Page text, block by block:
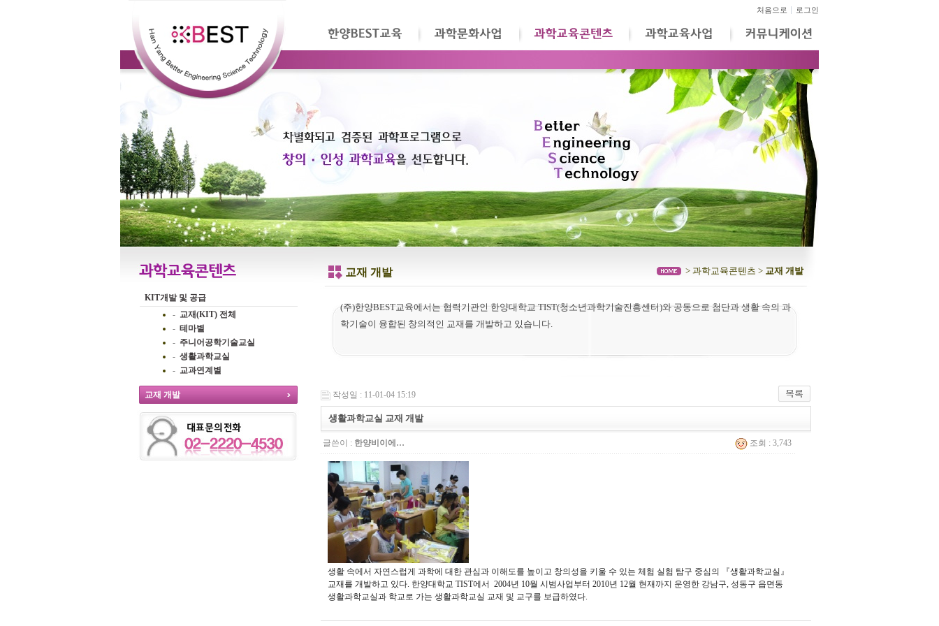
처음으로 로그인
KIT개발 및 공급
- 교재(KIT) 전체
- 테마별
- 주니어공학기술교실
- 생활과학교실
- 교과연계별
교재 개발
교재 개발 > 과학교육콘텐츠 > 교재 개발
(주)한양BEST교육에서는 협력기관인 한양대학교 TIST(청소년과학기술진흥센터)와 공동으로 첨단과 생활 속의 과
학기술이 융합된 창의적인 교재를 개발하고 있습니다.
작성일 : 11-01-04 15:19
생활과학교실 교재 개발
글쓴이 : 한양비이에… 조회 : 3,743
생활 속에서 자연스럽게 과학에 대한 관심과 이해도를 높이고 창의성을 키울 수 있는 체험 실험 탐구 중심의 『생활과학교실』
교재를 개발하고 있다. 한양대학교 TIST에서 2004년 10월 시범사업부터 2010년 12월 현재까지 운영한 강남구, 성동구 읍면동
생활과학교실과 학교로 가는 생활과학교실 교재 및 교구를 보급하였다.